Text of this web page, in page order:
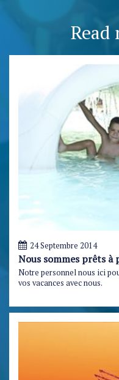
Read
24 Septembre 2014
Nous sommes prêts à
Notre personnel nous ici
vos vacances avec nous.